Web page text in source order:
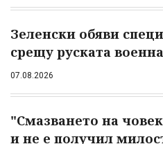
Зеленски обяви
срещу руската
07.08.2026
"Смазването на
и не е получил